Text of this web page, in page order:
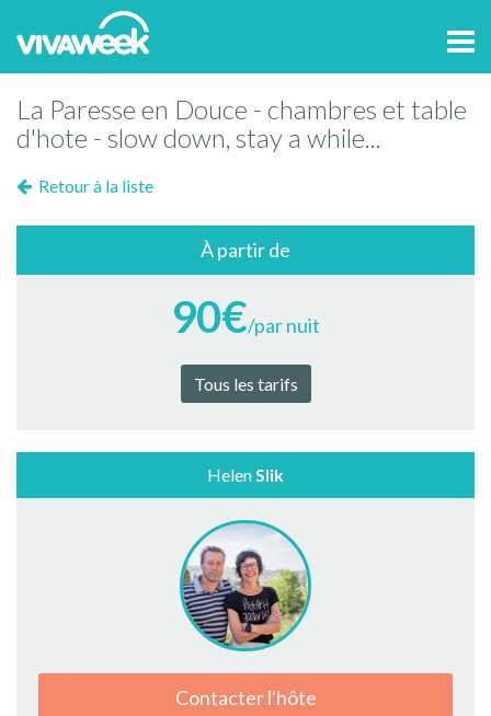
La Paresse en Douce - chambres et table
d'hote - slow down, stay a while...
Retour à la liste
À partir de
90€/par nuit
Tous les tarifs
HelenSlik
Contacter l'hôte